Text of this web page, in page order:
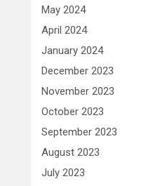
May 2024
April 2024
January 2024
December 2023
November 2023
October 2023
September 2023
August 2023
July 2023